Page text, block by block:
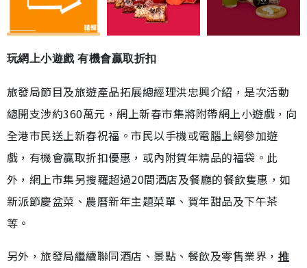
玩網上小遊戲 有機會贏取折扣
旅發局節目及旅遊產品拓展總經理洪忠興介紹，是次活動
總開支涉約360萬元，網上新春市集將附帶網上小遊戲，向
全港市民送上新春祝福。市民以手機或電腦上網參加遊
戲，有機會贏取折扣優惠，或內附賀年精品的福袋。此
外，網上市集另搜羅超過20間酒店及餐廳的餐飲隻惠，如
新派節慶盆菜、農曆新年主題菜單、賀年甜品及下午茶
等。
另外，旅發局繼續聯同酒店、景點、餐飲及零售業界， 推